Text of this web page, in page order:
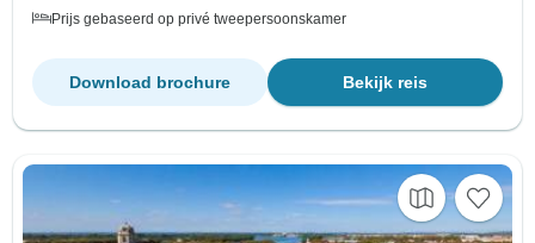
Prijs gebaseerd op privé tweepersoonskamer
Bekijk reis
Download brochure